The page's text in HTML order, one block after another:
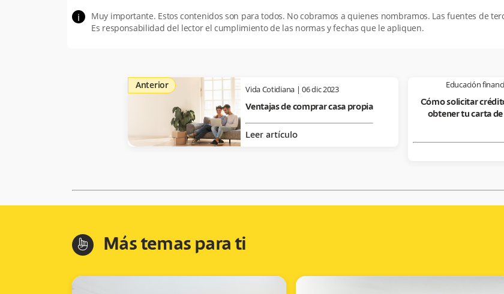
i
Muy importante. Estos contenidos son para todos. No cobramos a quienes nombramos. Las fuentes de
Es responsabilidad del lector el cumplimiento de las normas y fechas que le apliquen.
Anterior Vida Cotidiana|06 dic 2023
Ventajas de comprar casa propia
Leer artículo
Educación
Cómo solicitar
obtener tu carta
hand-index Más temas para ti